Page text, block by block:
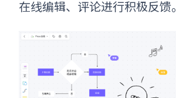
在线编辑、评论进行积极反馈。